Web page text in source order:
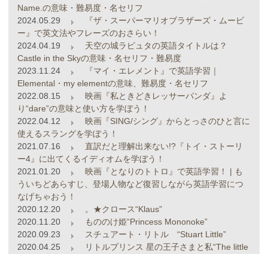
Name.の意味・難易度・名セリフ
2024.05.29
『ザ・スーパーマリオブラザーズ・ムービ
ー』で英文法やフレーズのおさらい！
2024.04.19
天空の城ラピュタの英語タイトルは？
Castle in the Skyの意味・名セリフ・難易度
2023.11.24
『マイ・エレメント』で英語学習｜
Elemental・my elementの意味、難易度・名セリフ
2022.08.15
映画『私ときどきレッサーパンダ』よ
り“dare”の意味と使い方を学ぼう！
2022.04.12
映画『SING/シング』からとっさのひと言に
使えるスラングを学ぼう！
2021.07.16
直訳だと理解出来ない!?『トイ・ストーリ
ー4』に出てくるイディオムを学ぼう！
2021.01.20
映画『となりのトトロ』で英語学習！ | も
ういちどあらすじ、登場人物など復習しながら英語学習につ
なげちゃおう！
2020.12.20
。★クロース“Klaus”
2020.11.20
もののけ姫“Princess Mononoke”
2020.09.23
スチュアート・リトル “Stuart Little”
2020.04.25
リトルプリンス 星の王子さまと私“The little